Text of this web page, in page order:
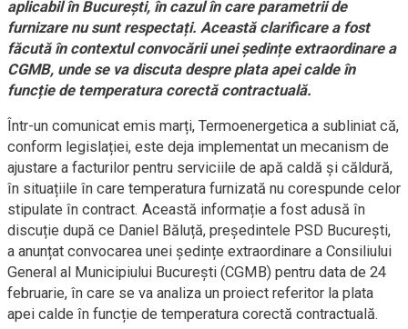
aplicabil în București, în cazul în care parametrii de
furnizare nu sunt respectați. Această clarificare a fost
făcută în contextul convocării unei ședințe extraordinare a
CGMB, unde se va discuta despre plata apei calde în
funcție de temperatura corectă contractuală.
Într-un comunicat emis marți, Termoenergetica a subliniat că,
conform legislației, este deja implementat un mecanism de
ajustare a facturilor pentru serviciile de apă caldă și căldură,
în situațiile în care temperatura furnizată nu corespunde celor
stipulate în contract. Această informație a fost adusă în
discuție după ce Daniel Băluță, președintele PSD București,
a anunțat convocarea unei ședințe extraordinare a Consiliului
General al Municipiului București (CGMB) pentru data de 24
februarie, în care se va analiza un proiect referitor la plata
apei calde în funcție de temperatura corectă contractuală.